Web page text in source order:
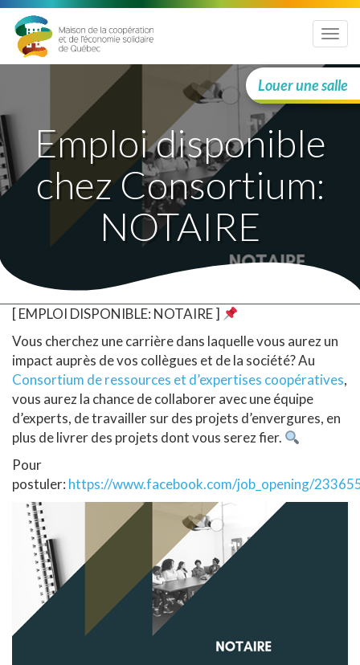
Menu
Louer une salle
Emploi disponible
chez Consortium:
NOTAIRE
[ EMPLOI DISPONIBLE: NOTAIRE ]
Vous cherchez une carrière dans laquelle vous aurez un
impact auprès de vos collègues et de la société? Au
Consortium de ressources et d’expertises coopératives,
vous aurez la chance de collaborer avec une équipe
d’experts, de travailler sur des projets d’envergures, en
plus de livrer des projets dont vous serez fier.
Pour
postuler: https://www.facebook.com/job_opening/